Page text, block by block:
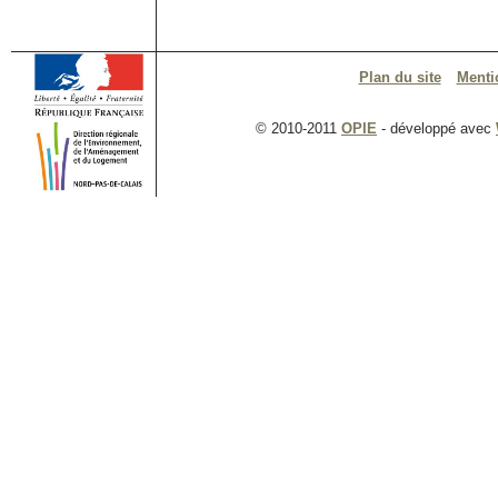
Plan du site
© 2010-2011 OPIE - développé avec